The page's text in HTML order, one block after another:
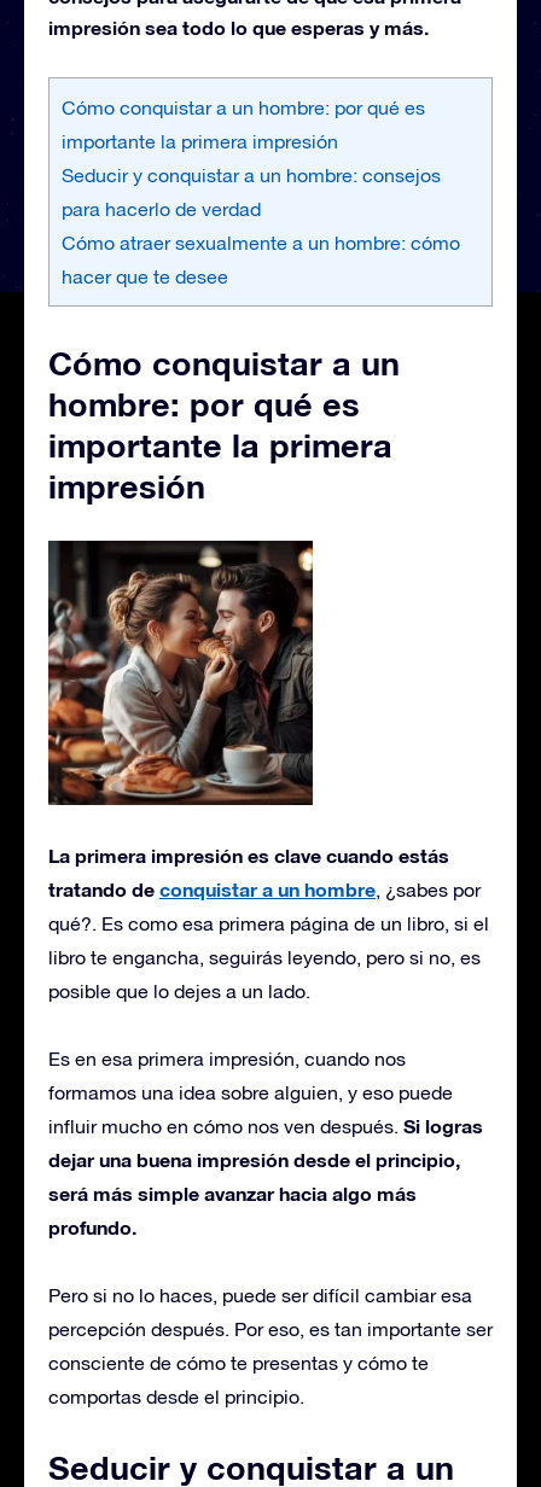
impresión sea todo lo que esperas y más.
Cómo conquistar a un hombre: por qué es
importante la primera impresión
Seducir y conquistar a un hombre: consejos
para hacerlo de verdad
Cómo atraer sexualmente a un hombre: cómo
hacer que te desee
Cómo conquistar a un
hombre: por qué es
importante la primera
impresión
La primera impresión es clave cuando estás
tratando de conquistar a un hombre, ¿sabes por
qué?. Es como esa primera página de un libro, si el
libro te engancha, seguirás leyendo, pero si no, es
posible que lo dejes a un lado.
Es en esa primera impresión, cuando nos
formamos una idea sobre alguien, y eso puede
influir mucho en cómo nos ven después. Si logras
dejar una buena impresión desde el principio,
será más simple avanzar hacia algo más
profundo.
Pero si no lo haces, puede ser difícil cambiar esa
percepción después. Por eso, es tan importante ser
consciente de cómo te presentas y cómo te
comportas desde el principio.
Seducir y conquistar a un